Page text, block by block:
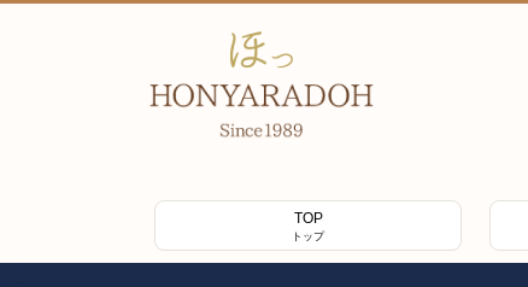
TOP
トップ